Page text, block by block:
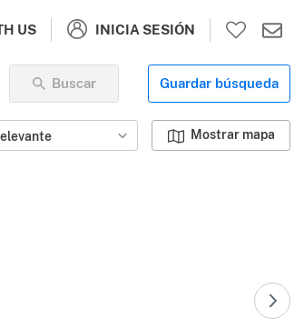
US INICIA SESIÓN
Buscar Guardar búsqueda
Mostrar mapa